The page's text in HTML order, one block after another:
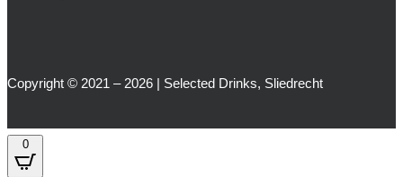
Copyright © 2021 – 2026 | Selected Drinks, Sliedrecht
0